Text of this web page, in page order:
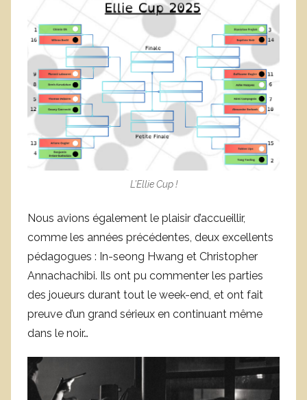
L’Ellie Cup !
Nous avions également le plaisir d’accueillir,
comme les années précédentes, deux excellents
pédagogues : In-seong Hwang et Christopher
Annachachibi. Ils ont pu commenter les parties
des joueurs durant tout le week-end, et ont fait
preuve d’un grand sérieux en continuant même
dans le noir…